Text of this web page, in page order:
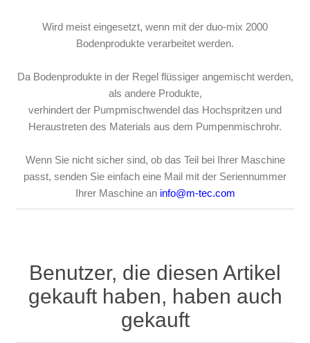
Wird meist eingesetzt, wenn mit der duo-mix 2000
Bodenprodukte verarbeitet werden.
Da Bodenprodukte in der Regel flüssiger angemischt werden,
als andere Produkte,
verhindert der Pumpmischwendel das Hochspritzen und
Heraustreten des Materials aus dem Pumpenmischrohr.
Wenn Sie nicht sicher sind, ob das Teil bei Ihrer Maschine
passt, senden Sie einfach eine Mail mit der Seriennummer
Ihrer Maschine an info@m-tec.com
Benutzer, die diesen Artikel
gekauft haben, haben auch
gekauft